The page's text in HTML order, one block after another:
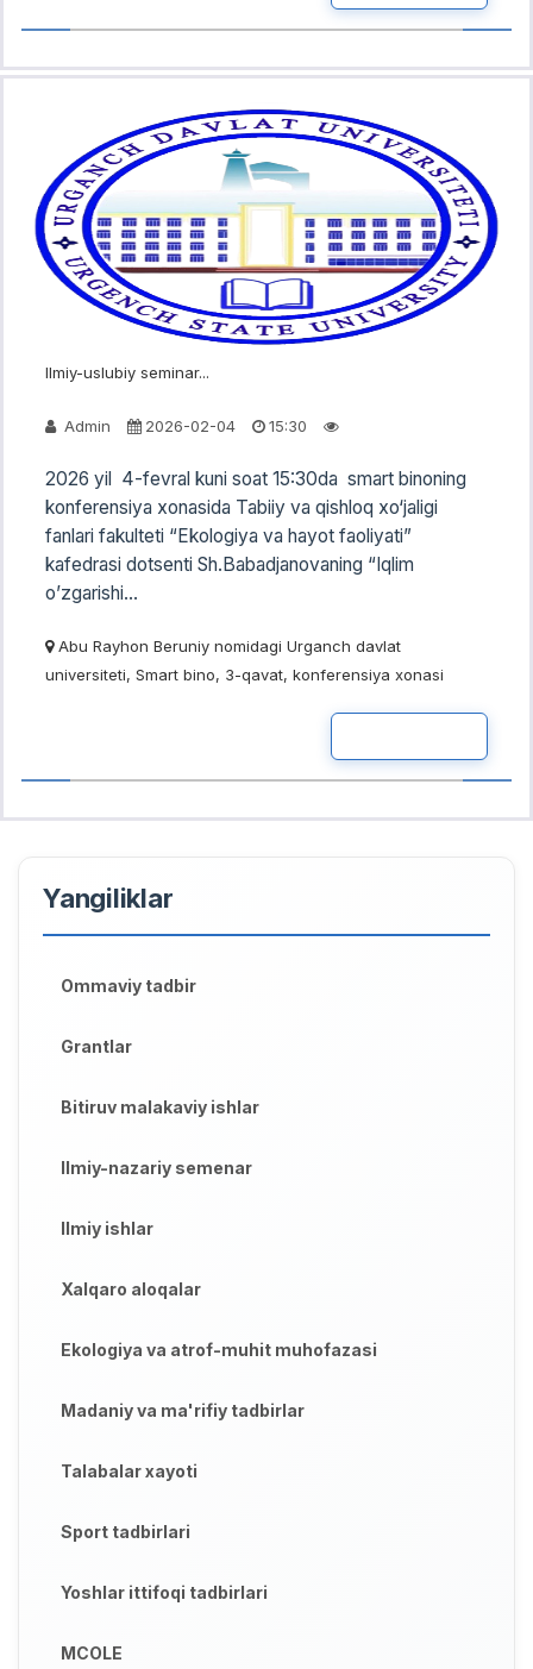
Ilmiy-uslubiy seminar...
Admin 2026-02-04 15:30
2026 yil 4-fevral kuni soat 15:30da smart binoning
konferensiya xonasida Tabiiy va qishloq xo‘jaligi
fanlari fakulteti “Ekologiya va hayot faoliyati”
kafedrasi dotsenti Sh.Babadjanovaning “Iqlim
o’zgarishi...
Abu Rayhon Beruniy nomidagi Urganch davlat
universiteti, Smart bino, 3-qavat, konferensiya xonasi
Yangiliklar
Ommaviy tadbir
Grantlar
Bitiruv malakaviy ishlar
Ilmiy-nazariy semenar
Ilmiy ishlar
Xalqaro aloqalar
Ekologiya va atrof-muhit muhofazasi
Madaniy va ma'rifiy tadbirlar
Talabalar xayoti
Sport tadbirlari
Yoshlar ittifoqi tadbirlari
MCOLE